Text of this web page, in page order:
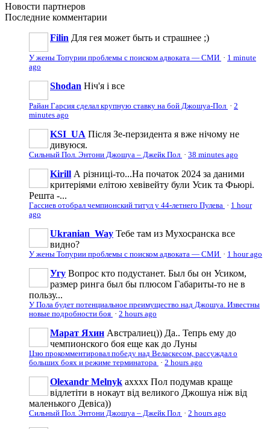
Новости партнеров
Последние комментарии
Filin Для гея может быть и страшнее ;)
У жены Топурии проблемы с поиском адвоката — СМИ · 1 minute
ago
Shodan Ніч'я і все
Райан Гарсия сделал крупную ставку на бой Джошуа-Пол · 2
minutes ago
KSI_UA Після Зе-перзидента я вже нічому не
дивуюся.
Сильный Пол. Энтони Джошуа – Джейк Пол · 38 minutes ago
Kirill А різниці-то...На початок 2024 за даними
критеріями елітою хевівейту були Усик та Фьюрі.
Решта -...
Гассиев отобрал чемпионский титул у 44-летнего Пулева · 1 hour
ago
Ukranian_Way Тебе там из Мухосранска все
видно?
У жены Топурии проблемы с поиском адвоката — СМИ · 1 hour ago
Угу Вопрос кто подустанет. Был бы он Усиком,
размер ринга был бы плюсом Габариты-то не в
пользу...
У Пола будет потенциальное преимущество над Джошуа. Известны
новые подробности боя · 2 hours ago
Марат Яхин Австралиец)) Да.. Тепрь ему до
чемпионского боя еще как до Луны
Цзю прокомментировал победу над Веласкесом, рассуждал о
больших боях и режиме терминатора · 2 hours ago
Olexandr Melnyk ахххх Пол подумав краще
відлетіти в нокаут від великого Джошуа ніж від
маленького Девіса))
Сильный Пол. Энтони Джошуа – Джейк Пол · 2 hours ago